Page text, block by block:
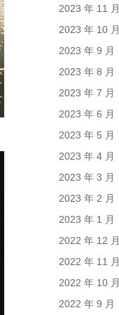
2023 年 11 月
2023 年 10 月
2023 年 9 月
2023 年 8 月
2023 年 7 月
2023 年 6 月
2023 年 5 月
2023 年 4 月
2023 年 3 月
2023 年 2 月
2023 年 1 月
2022 年 12 月
2022 年 11 月
2022 年 10 月
2022 年 9 月